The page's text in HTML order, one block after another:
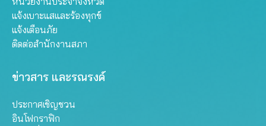
แจ้งเบาะแสและร้องทุกข์
แจ้งเตือนภัย
ติดต่อสำนักงานสภา
ข่าวสาร และรณรงค์
ประกาศเชิญชวน
อินโฟกราฟิก